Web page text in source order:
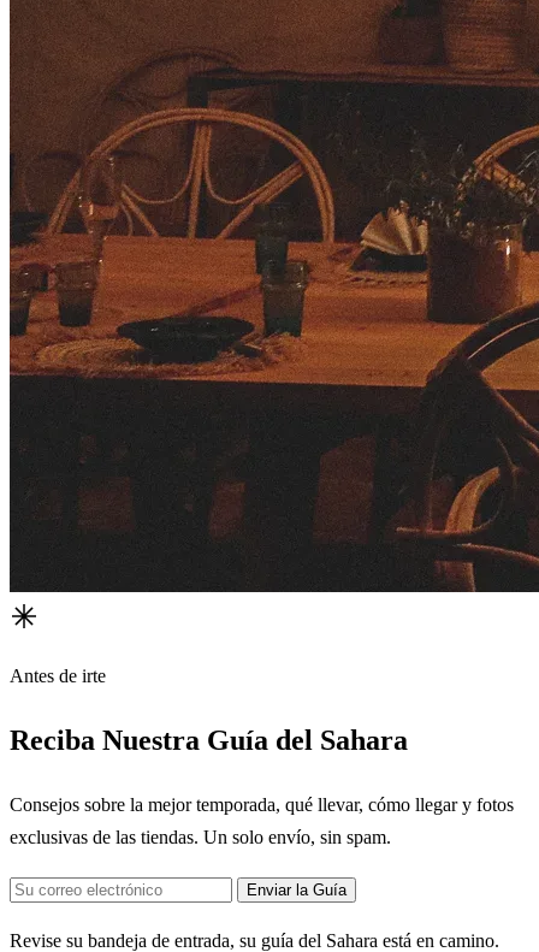
Antes de irte
Reciba Nuestra Guía del Sahara
Consejos sobre la mejor temporada, qué llevar, cómo llegar y fotos
exclusivas de las tiendas. Un solo envío, sin spam.
Enviar la Guía
Revise su bandeja de entrada, su guía del Sahara está en camino.